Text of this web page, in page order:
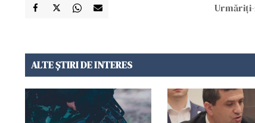
Urmăriți-
ALTE ȘTIRI DE INTERES